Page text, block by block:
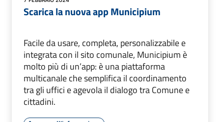
Scarica la nuova app Municipium
Facile da usare, completa, personalizzabile e
integrata con il sito comunale, Municipium è
molto più di un’app: è una piattaforma
multicanale che semplifica il coordinamento
tra gli uffici e agevola il dialogo tra Comune e
cittadini.